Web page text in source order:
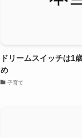
ドリームスイッチは1
め
子育て